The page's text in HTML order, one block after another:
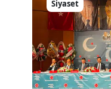
Siyaset